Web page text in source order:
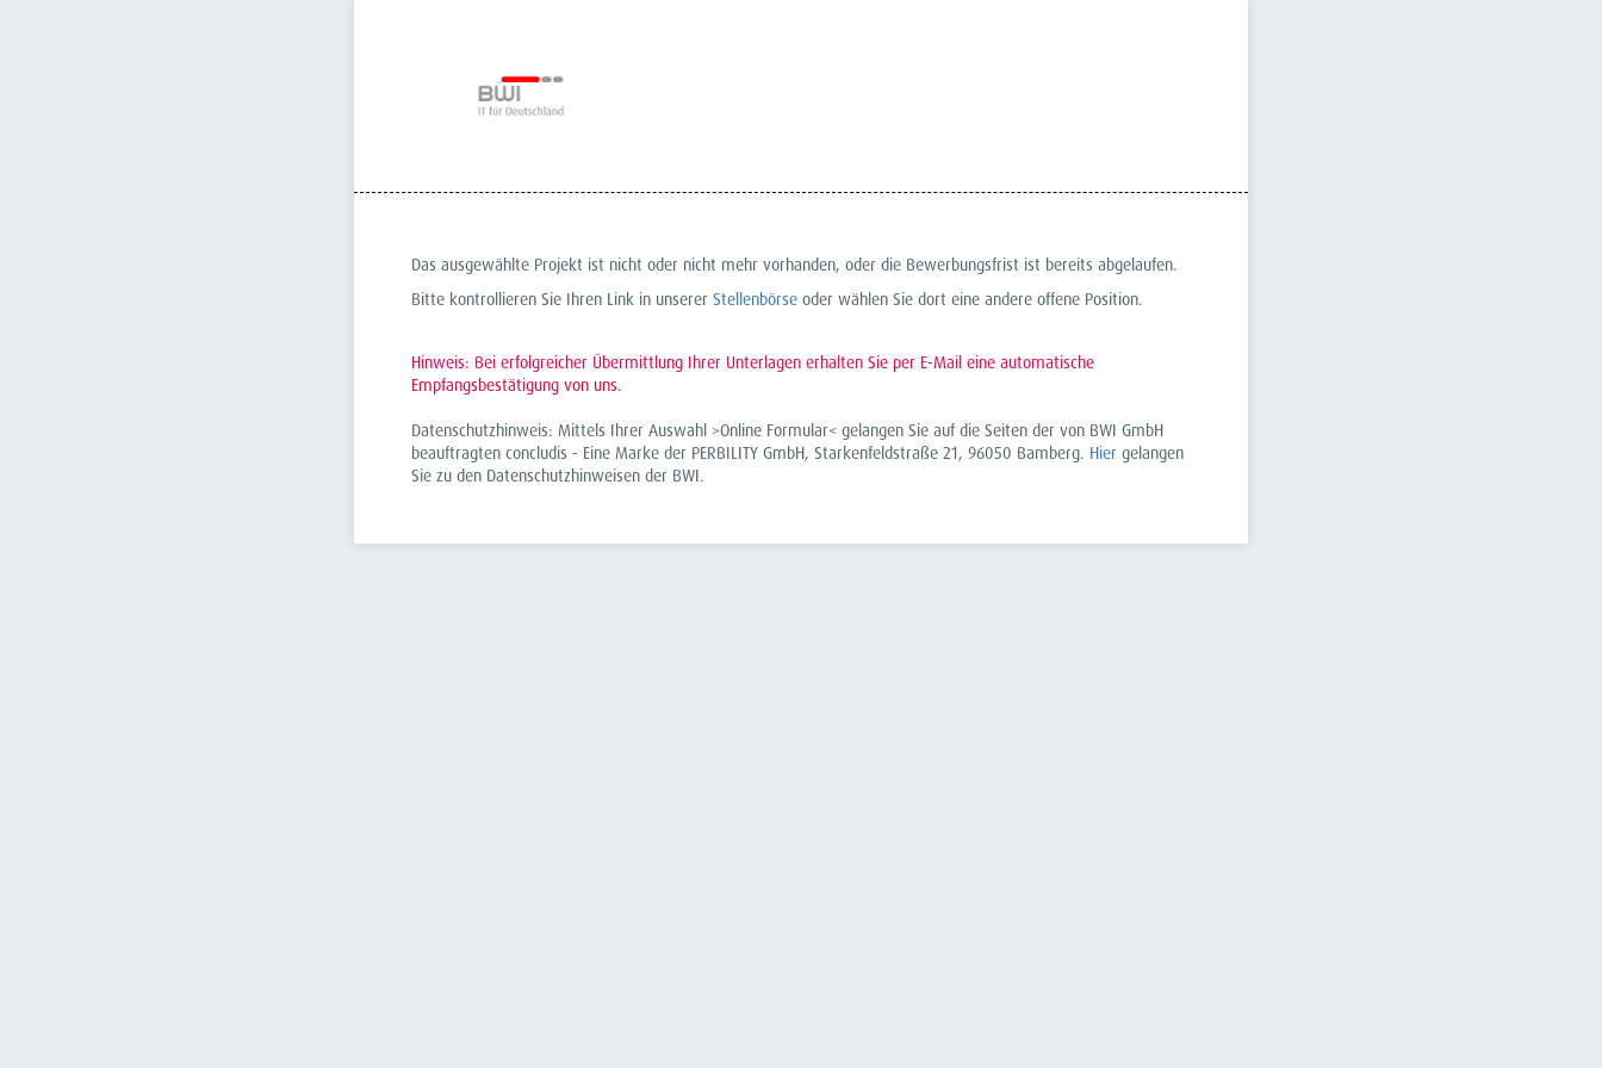
Das ausgewählte Projekt ist nicht oder nicht mehr vorhanden, oder die Bewerbungsfrist ist bereits abgelaufen.
Bitte kontrollieren Sie Ihren Link in unserer Stellenbörse oder wählen Sie dort eine andere offene Position.
Hinweis: Bei erfolgreicher Übermittlung Ihrer Unterlagen erhalten Sie per E-Mail eine automatische
Empfangsbestätigung von uns.
Datenschutzhinweis: Mittels Ihrer Auswahl >Online Formular< gelangen Sie auf die Seiten der von BWI GmbH
beauftragten concludis - Eine Marke der PERBILITY GmbH, Starkenfeldstraße 21, 96050 Bamberg. Hier gelangen
Sie zu den Datenschutzhinweisen der BWI.